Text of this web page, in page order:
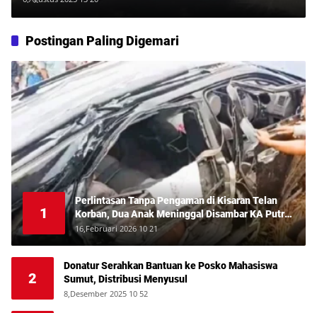
Postingan Paling Digemari
1
Perlintasan Tanpa Pengaman di Kisaran Telan
Korban, Dua Anak Meninggal Disambar KA Putri
Deli
16,Februari 2026 10 21
2
Donatur Serahkan Bantuan ke Posko Mahasiswa
Sumut, Distribusi Menyusul
8,Desember 2025 10 52